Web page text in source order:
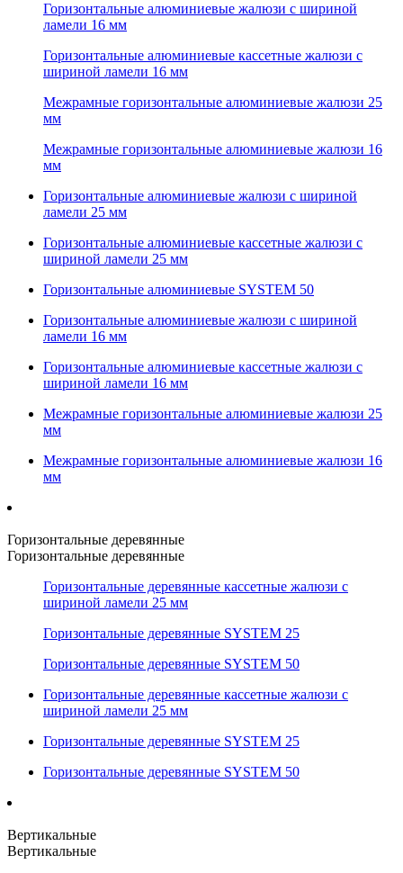
Горизонтальные алюминиевые жалюзи с шириной
ламели 16 мм
Горизонтальные алюминиевые кассетные жалюзи с
шириной ламели 16 мм
Межрамные горизонтальные алюминиевые жалюзи 25
мм
Межрамные горизонтальные алюминиевые жалюзи 16
мм
Горизонтальные алюминиевые жалюзи с шириной
ламели 25 мм
Горизонтальные алюминиевые кассетные жалюзи с
шириной ламели 25 мм
Горизонтальные алюминиевые SYSTEM 50
Горизонтальные алюминиевые жалюзи с шириной
ламели 16 мм
Горизонтальные алюминиевые кассетные жалюзи с
шириной ламели 16 мм
Межрамные горизонтальные алюминиевые жалюзи 25
мм
Межрамные горизонтальные алюминиевые жалюзи 16
мм
Горизонтальные деревянные
Горизонтальные деревянные
Горизонтальные деревянные кассетные жалюзи с
шириной ламели 25 мм
Горизонтальные деревянные SYSTEM 25
Горизонтальные деревянные SYSTEM 50
Горизонтальные деревянные кассетные жалюзи с
шириной ламели 25 мм
Горизонтальные деревянные SYSTEM 25
Горизонтальные деревянные SYSTEM 50
Вертикальные
Вертикальные